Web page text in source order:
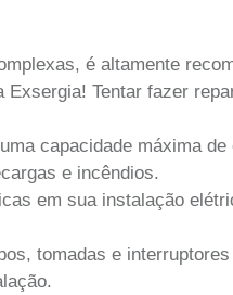
é altamente
Tentar fazer
capacidade máxima
e incêndios.
em sua instalação
tomadas e